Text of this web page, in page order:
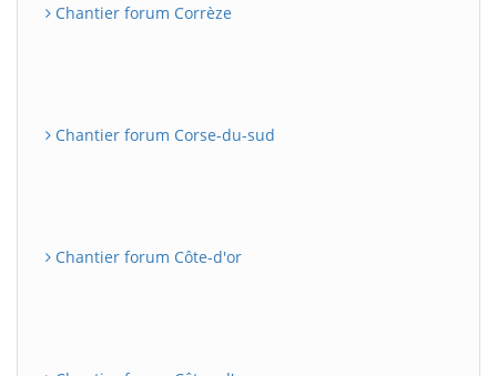
Chantier forum Corrèze
Chantier forum Corse-du-sud
Chantier forum Côte-d'or